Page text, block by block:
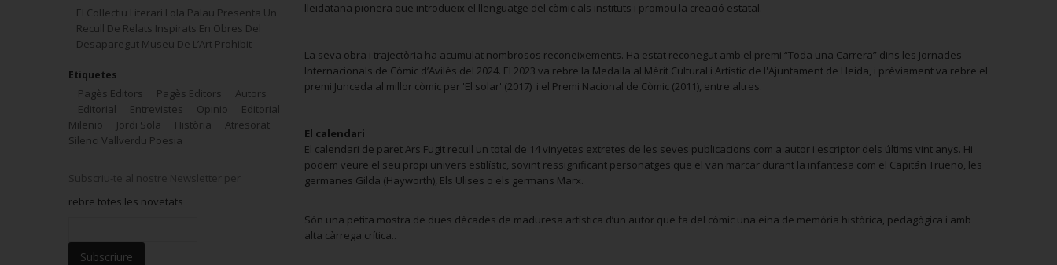
El Col·lectiu Literari Lola Palau Presenta Un
Recull De Relats Inspirats En Obres Del
Desaparegut Museu De L’Art Prohibit
Etiquetes
Pagès Editors Pagès Editors
Autors
Editorial
Entrevistes Opinio
Editorial
Milenio
Jordi Sola Història
Atresorat
Silenci Vallverdu Poesia
Subscriu-te al nostre Newsletter per
rebre totes les novetats
Subscriure
lleidatana pionera que introdueix el llenguatge del còmic als instituts i promou la creació estatal.
La seva obra i trajectòria ha acumulat nombrosos reconeixements. Ha estat reconegut amb el premi “Toda una Carrera” dins les Jornades
Internacionals de Còmic d’Avilés del 2024. El 2023 va rebre la Medalla al Mèrit Cultural i Artístic de l'Ajuntament de Lleida, i prèviament va rebre el
premi Junceda al millor còmic per 'El solar' (2017) i el Premi Nacional de Còmic (2011), entre altres.
El calendari
El calendari de paret Ars Fugit recull un total de 14 vinyetes extretes de les seves publicacions com a autor i escriptor dels últims vint anys. Hi
podem veure el seu propi univers estilístic, sovint ressignificant personatges que el van marcar durant la infantesa com el Capitán Trueno, les
germanes Gilda (Hayworth), Els Ulises o els germans Marx.
Són una petita mostra de dues dècades de maduresa artística d’un autor que fa del còmic una eina de memòria històrica, pedagògica i amb
alta càrrega crítica..